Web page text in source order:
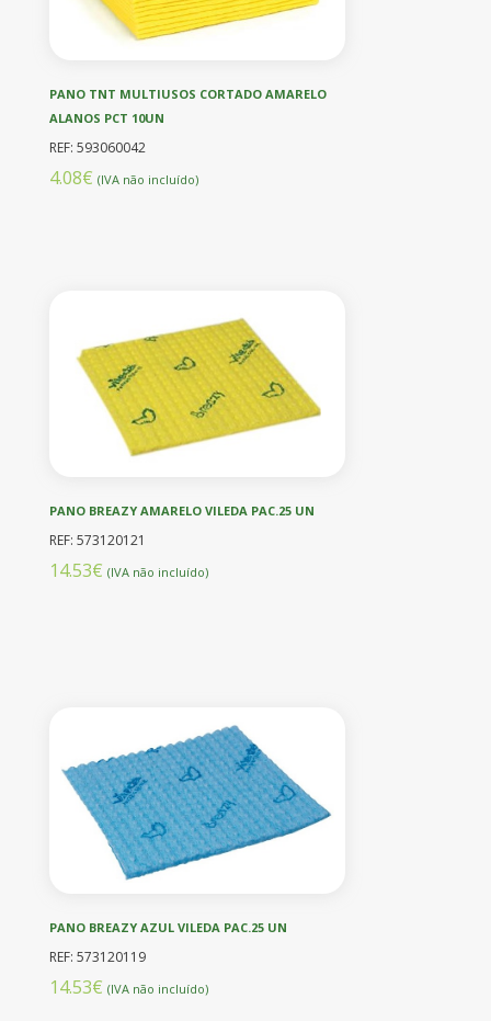
PANO TNT MULTIUSOS CORTADO AMARELO
ALANOS PCT 10UN
REF: 593060042
4.08€ (IVA não incluído)
PANO BREAZY AMARELO VILEDA PAC.25 UN
REF: 573120121
14.53€ (IVA não incluído)
PANO BREAZY AZUL VILEDA PAC.25 UN
REF: 573120119
14.53€ (IVA não incluído)